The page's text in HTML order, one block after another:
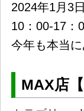
2024年1月3
10：00-17：
今年も本当
MAX店